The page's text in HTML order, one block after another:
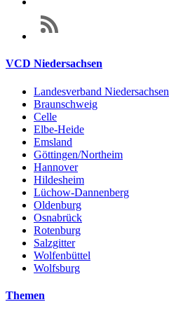
VCD Niedersachsen
Landesverband Niedersachsen
Braunschweig
Celle
Elbe-Heide
Emsland
Göttingen/Northeim
Hannover
Hildesheim
Lüchow-Dannenberg
Oldenburg
Osnabrück
Rotenburg
Salzgitter
Wolfenbüttel
Wolfsburg
Themen